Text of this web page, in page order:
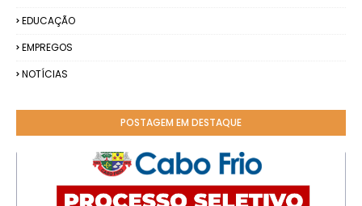
EDUCAÇÃO
EMPREGOS
NOTÍCIAS
POSTAGEM EM DESTAQUE